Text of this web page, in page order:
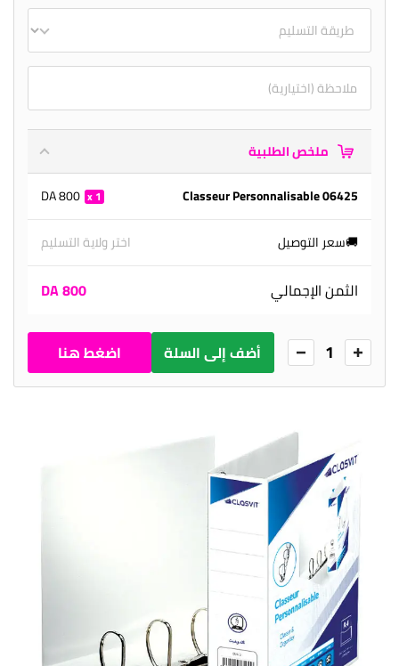
ملخص الطلبية
Classeur Personnalisable 06425
1
800 DA
🚚سعر التوصيل
اختر ولاية التسليم
الثمن الإجمالي 800 DA
1 أضف إلى السلة
اضغط هنا
للطلب